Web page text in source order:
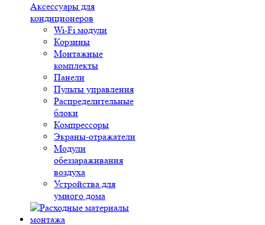
Аксессуары для
кондиционеров
Wi-Fi модули
Корзины
Монтажные
комплекты
Панели
Пульты управления
Распределительные
блоки
Компрессоры
Экраны-отражатели
Модули
обеззараживания
воздуха
Устройства для
умного дома